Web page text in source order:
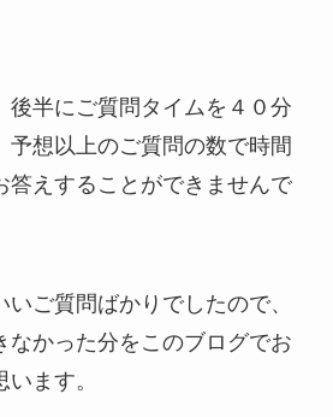
後半にご質問タイムを４０分
予想以上のご質問の数で時間
答えすることができませんで
ご質問ばかりでしたので、
なかった分をこのブログでお
ます。